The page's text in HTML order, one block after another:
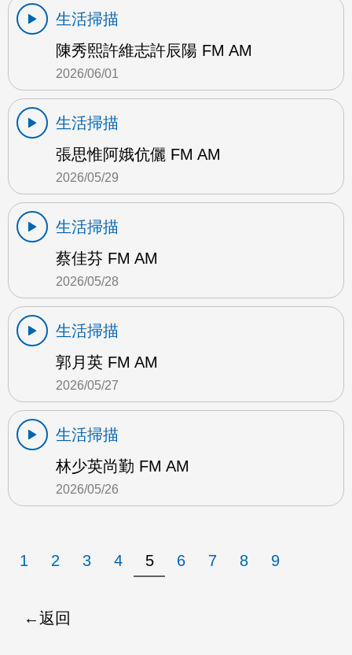
生活掃描
陳秀熙許維志許辰陽 FM AM
2026/06/01
生活掃描
張思惟阿娥伉儷 FM AM
2026/05/29
生活掃描
蔡佳芬 FM AM
2026/05/28
生活掃描
郭月英 FM AM
2026/05/27
生活掃描
林少英尚勤 FM AM
2026/05/26
1 2 3 4 5 6 7 8 9
返回